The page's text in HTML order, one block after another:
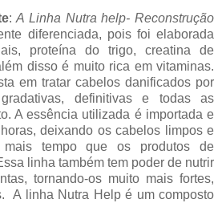
:A Linha Nutra help- Reconstrução
diferenciada, pois foi elaborada
proteína do trigo, creatina de
disso é muito rica em vitaminas.
em tratar cabelos danificados por
definitivas e todas as
A essência utilizada é importada e
deixando os cabelos limpos e
tempo que os produtos de
linha também tem poder de nutrir
tornando-os muito mais fortes,
A linha Nutra Help é um composto